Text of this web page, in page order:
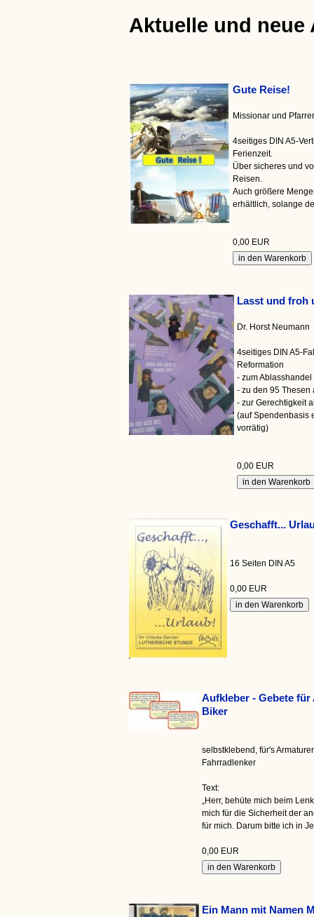
Aktuelle und neue
Gute Reise!
Missionar und
4seitiges DIN A5-
Ferienzeit.
Über sicheres und
Reisen.
Auch größere
erhältlich, solange
0,00 EUR
Lasst und froh
Dr. Horst Neumann
4seitiges DIN A5-
Reformation
- zum
- zu den 95 Thesen
- zur Gerechtigkeit
(auf Spendenbasis
vorrätig)
0,00 EUR
Geschafft...
16 Seiten DIN A5
0,00 EUR
Aufkleber - Gebete
Biker
selbstklebend, für's
Fahrradlenker
Text:
„Herr, behüte mich beim
mich für die Sicherheit der
für mich. Darum bitte ich in
0,00 EUR
Ein Mann mit Namen